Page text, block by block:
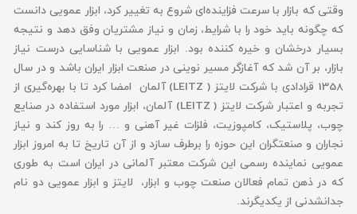
وقتی که بازار با سرعت فزاینده‌ای شروع به تغییر کرد، ابزار عمویی دانست
که چگونه باید خود را با شرایط، زمان و نیاز مشتریان وفق دهد و نتیجه
بسیار درخشان و خیره کننده بود. ابزار عمویی با شناسایی درست نیاز
بازار، بر آن شد که آغازگر مسیر نوینی در صنعت ابزار ایران باشد و در سال
1358 قرادادی با شرکت لایتز ( LEITZ) آلمان امضا کرد تا با بهره‌گیری از
تجربه و اعتبار شرکت لایتز ( LEITZ) آلمان، ابزار مورد استفاده در صنایع
چوب، پلاستیک، کامپوزیت، فلزات غیر آهنی و … را به روز کند و نیاز
نجاران و صنعتگران این حوزه را برطرف سازد و از آن تاریخ تا به امروز ابزار
عمویی نماینده رسمی این شرکت معتبر آلمانی در ایران است به طوری
که در ذهن تمام فعالان صنعت چوب و ابزار، لایتز و ابزار عمویی دو نام
جدانشدنی از یکدیگرند.